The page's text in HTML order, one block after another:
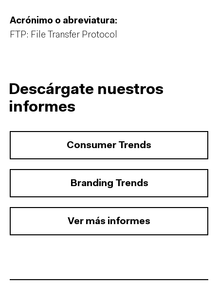
Acrónimo o abreviatura:
FTP: File Transfer Protocol
Descárgate nuestros
informes
Consumer Trends
Branding Trends
Ver más informes